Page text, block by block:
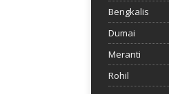
Bengkalis
Dumai
Meranti
Rohil